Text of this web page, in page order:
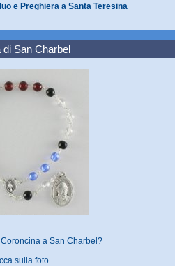
e Preghiera a Santa Teresina
di San Charbel
a San Charbel?
sulla foto